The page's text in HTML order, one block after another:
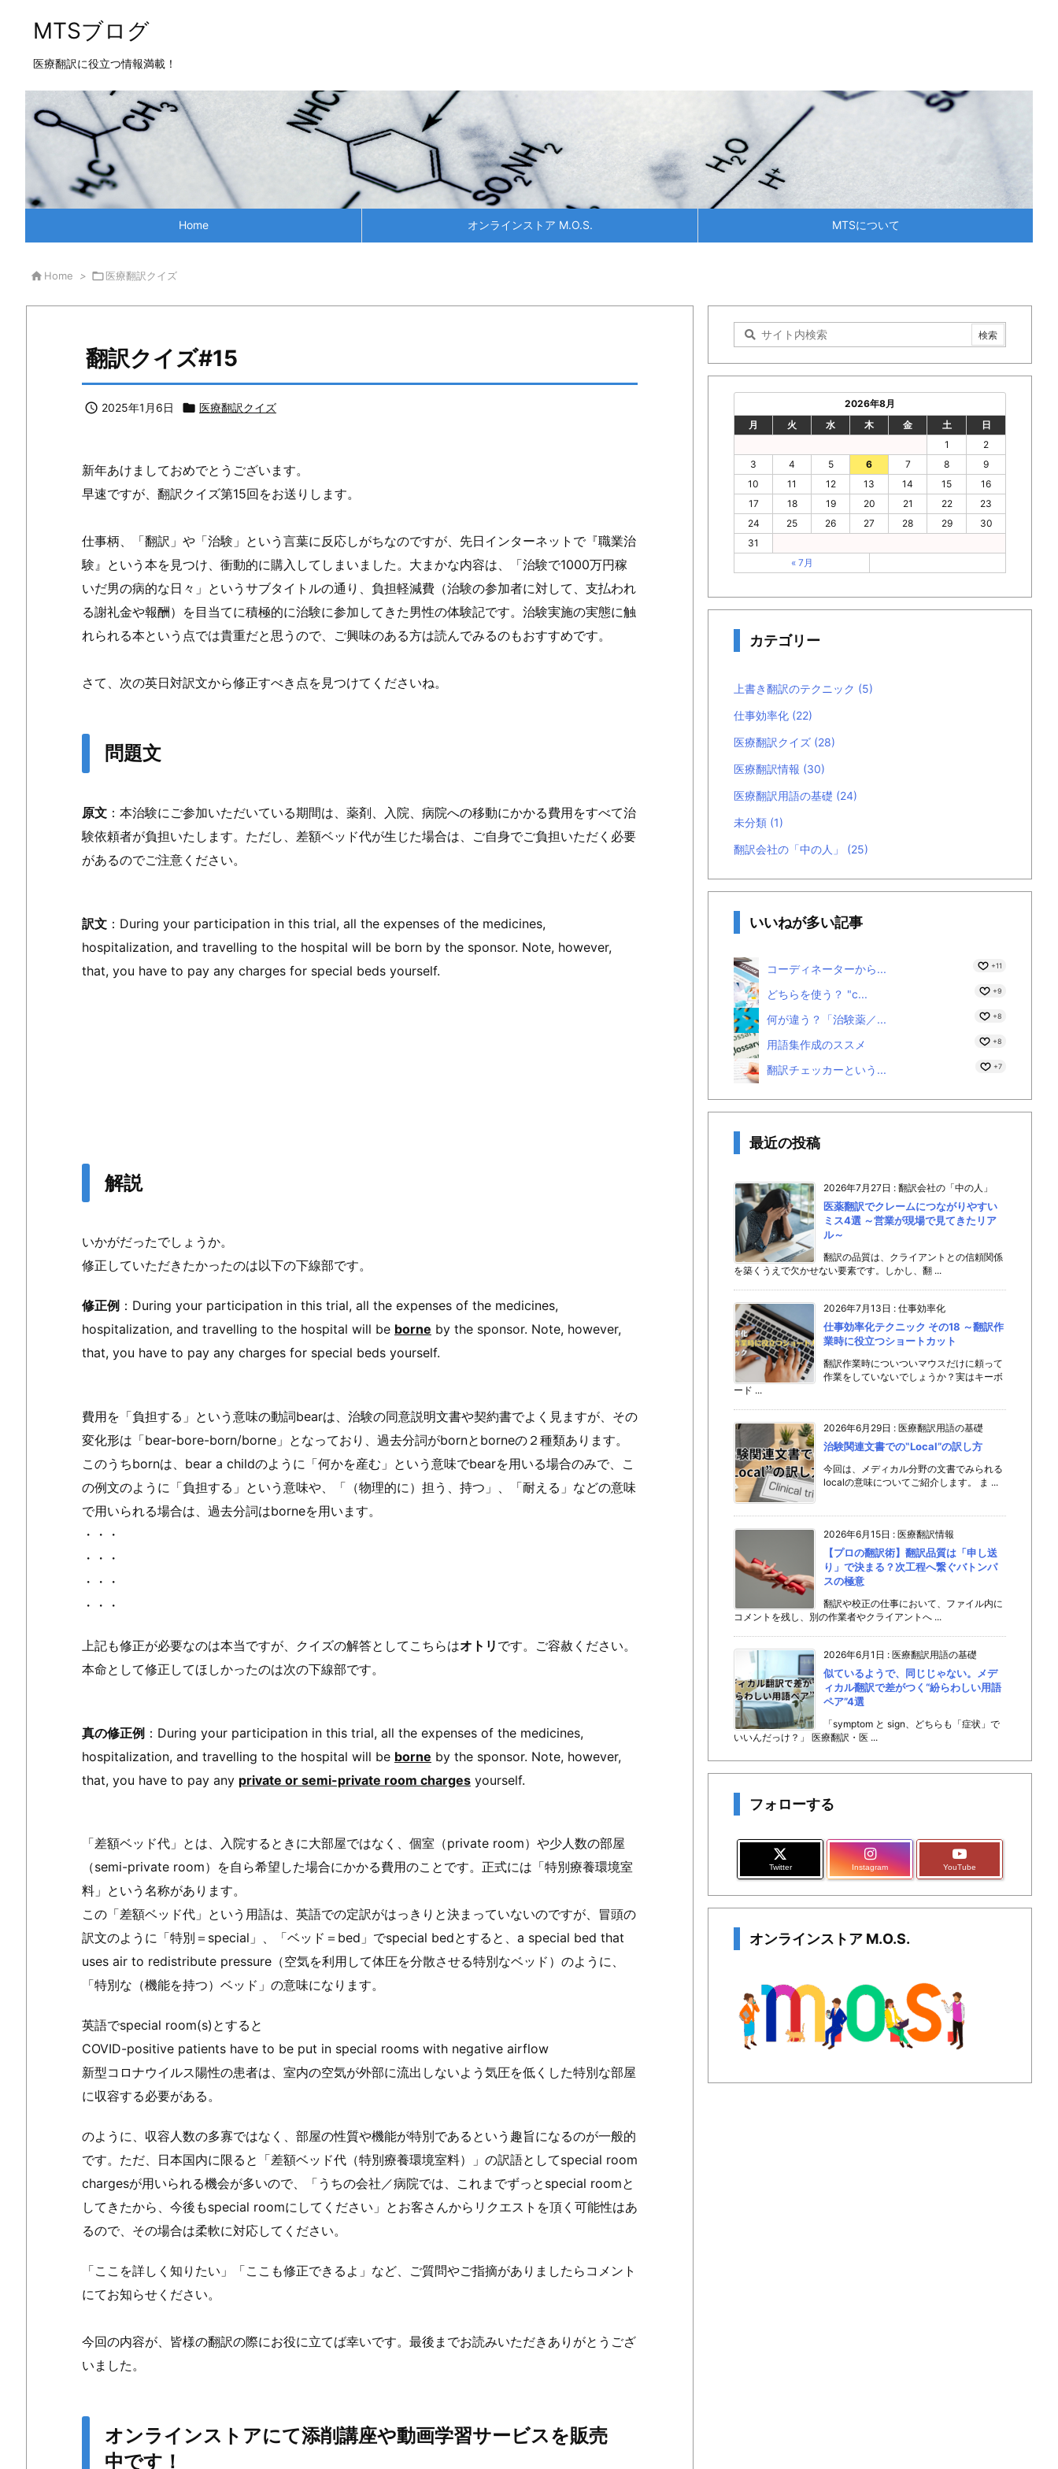
MTSブログ
医療翻訳に役立つ情報満載！
Home オンラインストア M.O.S. MTSについて
 Home > 医療翻訳クイズ
翻訳クイズ#15
 2025年1月6日  医療翻訳クイズ
新年あけましておめでとうございます。
早速ですが、翻訳クイズ第15回をお送りします。
仕事柄、「翻訳」や「治験」という言葉に反応しがちなのですが、先日インターネットで『職業治
験』という本を見つけ、衝動的に購入してしまいました。大まかな内容は、「治験で1000万円稼
いだ男の病的な日々」というサブタイトルの通り、負担軽減費（治験の参加者に対して、支払われ
る謝礼金や報酬）を目当てに積極的に治験に参加してきた男性の体験記です。治験実施の実態に触
れられる本という点では貴重だと思うので、ご興味のある方は読んでみるのもおすすめです。
さて、次の英日対訳文から修正すべき点を見つけてくださいね。
問題文
原文 ：本治験にご参加いただいている期間は、薬剤、入院、病院への移動にかかる費用をすべて治
験依頼者が負担いたします。ただし、差額ベッド代が生じた場合は、ご自身でご負担いただく必要
があるのでご注意ください。
訳文 ：During your participation in this trial, all the expenses of the medicines,
hospitalization, and travelling to the hospital will be born by the sponsor. Note, however,
that, you have to pay any charges for special beds yourself.
解説
いかがだったでしょうか。
修正していただきたかったのは以下の下線部です。
修正例 ：During your participation in this trial, all the expenses of the medicines,
hospitalization, and travelling to the hospital will be borne by the sponsor. Note, however,
that, you have to pay any charges for special beds yourself.
費用を「負担する」という意味の動詞bearは、治験の同意説明文書や契約書でよく見ますが、その
変化形は「bear-bore-born/borne」となっており、過去分詞がbornとborneの２種類あります。
このうちbornは、bear a childのように「何かを産む」という意味でbearを用いる場合のみで、こ
の例文のように「負担する」という意味や、「（物理的に）担う、持つ」、「耐える」などの意味
で用いられる場合は、過去分詞はborneを用います。
・・・
・・・
・・・
・・・
上記も修正が必要なのは本当ですが、クイズの解答としてこちらはオトリ です。ご容赦ください。
本命として修正してほしかったのは次の下線部です。
真の修正例 ：During your participation in this trial, all the expenses of the medicines,
hospitalization, and travelling to the hospital will be borne by the sponsor. Note, however,
that, you have to pay any private or semi-private room charges yourself.
「差額ベッド代」とは、入院するときに大部屋ではなく、個室（private room）や少人数の部屋
（semi-private room）を自ら希望した場合にかかる費用のことです。正式には「特別療養環境室
料」という名称があります。
この「差額ベッド代」という用語は、英語での定訳がはっきりと決まっていないのですが、冒頭の
訳文のように「特別＝special」、「ベッド＝bed」でspecial bedとすると、a special bed that
uses air to redistribute pressure（空気を利用して体圧を分散させる特別なベッド）のように、
「特別な（機能を持つ）ベッド」の意味になります。
英語でspecial room(s)とすると
COVID-positive patients have to be put in special rooms with negative airflow
新型コロナウイルス陽性の患者は、室内の空気が外部に流出しないよう気圧を低くした特別な部屋
に収容する必要がある。
のように、収容人数の多寡ではなく、部屋の性質や機能が特別であるという趣旨になるのが一般的
です。ただ、日本国内に限ると「差額ベッド代（特別療養環境室料）」の訳語としてspecial room
chargesが用いられる機会が多いので、「うちの会社／病院では、これまでずっとspecial roomと
してきたから、今後もspecial roomにしてください」とお客さんからリクエストを頂く可能性はあ
るので、その場合は柔軟に対応してください。
「ここを詳しく知りたい」「ここも修正できるよ」など、ご質問やご指摘がありましたらコメント
にてお知らせください。
今回の内容が、皆様の翻訳の際にお役に立てば幸いです。最後までお読みいただきありがとうござ
いました。
オンラインストアにて添削講座や動画学習サービスを販売
中です！
2026年8月
月
火 水 木 金 土
日
1
2
3
4 5 6 7 8
9
10
11 12 13 14 15
16
17
18 19 20 21 22
23
24
25 26 27 28 29
30
31
« 7月
カテゴリー
上書き翻訳のテクニック (5)
仕事効率化 (22)
医療翻訳クイズ (28)
医療翻訳情報 (30)
医療翻訳用語の基礎 (24)
未分類 (1)
翻訳会社の「中の人」 (25)
いいねが多い記事
コーディネーターから... +11
どちらを使う？ "c... +9
何が違う？「治験薬／... +8
用語集作成のススメ +8
翻訳チェッカーという... +7
最近の投稿
2026年7月27日 : 翻訳会社の「中の人」
医薬翻訳でクレームにつながりやすい
ミス4選 ～営業が現場で見てきたリア
ル～
翻訳の品質は、クライアントとの信頼関係
を築くうえで欠かせない要素です。しかし、翻 ...
2026年7月13日 : 仕事効率化
仕事効率化テクニック その18 ～翻訳作
業時に役立つショートカット
翻訳作業時についついマウスだけに頼って
作業をしていないでしょうか？実はキーボ
ード ...
2026年6月29日 : 医療翻訳用語の基礎
治験関連文書での‟Local”の訳し方
今回は、メディカル分野の文書でみられる
localの意味についてご紹介します。 ま ...
2026年6月15日 : 医療翻訳情報
【プロの翻訳術】翻訳品質は「申し送
り」で決まる？次工程へ繋ぐバトンパ
スの極意
翻訳や校正の仕事において、ファイル内に
コメントを残し、別の作業者やクライアントへ ...
2026年6月1日 : 医療翻訳用語の基礎
似ているようで、同じじゃない。メデ
ィカル翻訳で差がつく“紛らわしい用語
ペア”4選
「symptom と sign、どちらも「症状」で
いいんだっけ？」 医療翻訳・医 ...
フォローする
Twitter Instagram YouTube
オンラインストア M.O.S.